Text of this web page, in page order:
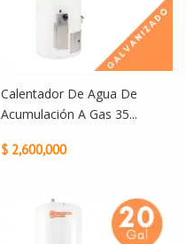
Calentador De Agua De
Acumulación A Gas 35...
$ 2,600,000